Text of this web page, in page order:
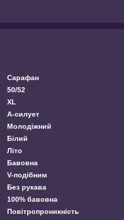
Сарафан
50/52
XL
А-силует
Молодіжний
Білий
Літо
Бавовна
V-подібним
Без рукава
100% бавовна
Повітропроникність